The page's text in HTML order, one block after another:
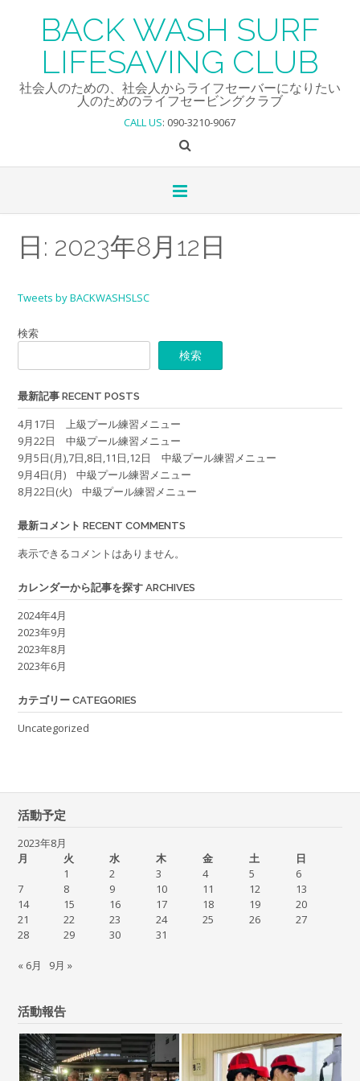
BACK WASH SURF
LIFESAVING CLUB
社会人のための、社会人からライフセーバーになりたい
人のためのライフセービングクラブ
CALL US: 090-3210-9067
日: 2023年8月12日
Tweets by BACKWASHSLSC
検索
検索
最新記事 RECENT POSTS
4月17日 上級プール練習メニュー
9月22日 中級プール練習メニュー
9月5日(月),7日,8日,11日,12日 中級プール練習メニュー
9月4日(月) 中級プール練習メニュー
8月22日(火) 中級プール練習メニュー
最新コメント RECENT COMMENTS
表示できるコメントはありません。
カレンダーから記事を探す ARCHIVES
2024年4月
2023年9月
2023年8月
2023年6月
カテゴリー CATEGORIES
Uncategorized
活動予定
2023年8月
月
火 水 木 金 土
日
1
2 3 4 5
6
7
8 9 10 11 12
13
14
15 16 17 18 19
20
21
22 23 24 25 26
27
28
29 30 31
« 6月 9月 »
活動報告